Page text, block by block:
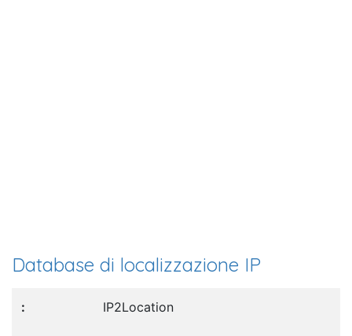
Database di localizzazione IP
IP2Location